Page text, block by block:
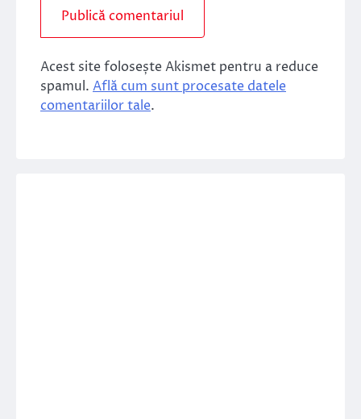
Acest site folosește Akismet pentru a reduce
spamul. Află cum sunt procesate datele
comentariilor tale.